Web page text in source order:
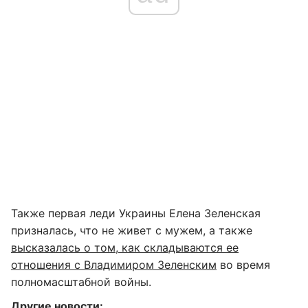
Также первая леди Украины Елена Зеленская
призналась, что не живет с мужем, а также
высказалась о том, как складываются ее
отношения с Владимиром Зеленским во время
полномасштабной войны.